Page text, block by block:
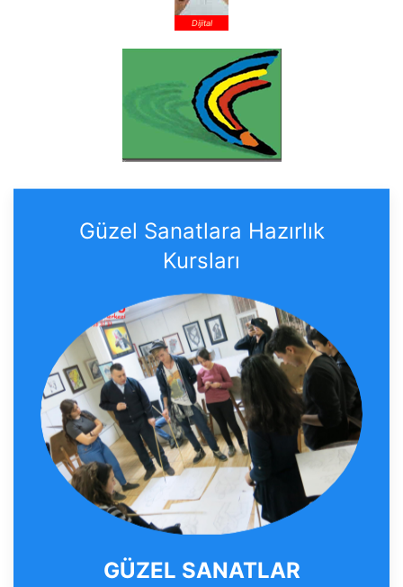
Dijital
Güzel Sanatlara Hazırlık
Kursları
GÜZEL SANATLAR